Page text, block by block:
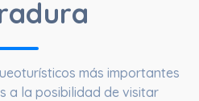
más importantes
a la posibilidad de visitar